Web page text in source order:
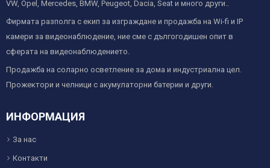
VW, Opel, Mercedes, BMW, Peugeot, Dacia, Seat и много други..
Фирмата разполга с екип за изграждане и продажба на Wi-fi и IP
камери за видеонаблюдение, ние сме с дългогодишен опит в
сферата на видеонаблюдението.
Продажба на соларно осветление за дома и индустриална цел.
Прожектори и челници с акумулаторни батерии и други.
ИНФОРМАЦИЯ
За нас
Контакти